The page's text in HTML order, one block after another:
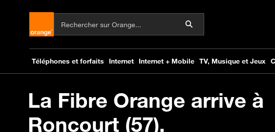
La Fibre Orange arrive à
Roncourt (57).